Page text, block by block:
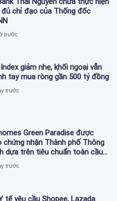
đủ chỉ đạo của Thống đốc
trước
giảm nhẹ, khối ngoại vẫn
tay mua ròng gần 500 tỷ đồng
trước
Green Paradise được
chứng nhận Thành phố Thông
dựa trên tiêu chuẩn toàn cầu
trước
tế yêu cầu Shopee, Lazada